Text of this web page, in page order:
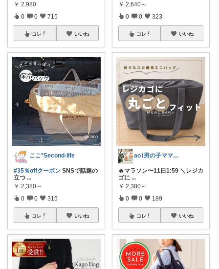
￥ 2,980
0 0 715
コレ いいね
ここ*Second-life
#35％offクーポン SNSで話題の
立つ ...
￥ 2,380～
0 0 315
コレ いいね
￥ 2,640～
0 0 323
コレ いいね
ao⌇男の子ママの暮らし
🔥マラソン〜11日1:59 ＼レジカ
ゴに ...
￥ 2,380～
0 0 189
コレ いいね